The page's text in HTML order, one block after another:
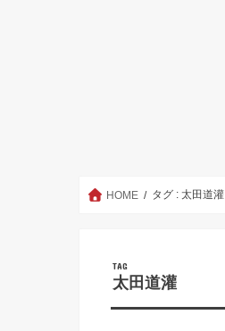
HOME タグ : 太田道灌
TAG
太田道灌